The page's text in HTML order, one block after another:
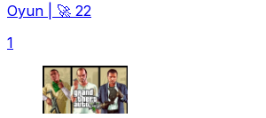
Oyun
🚀 22
1